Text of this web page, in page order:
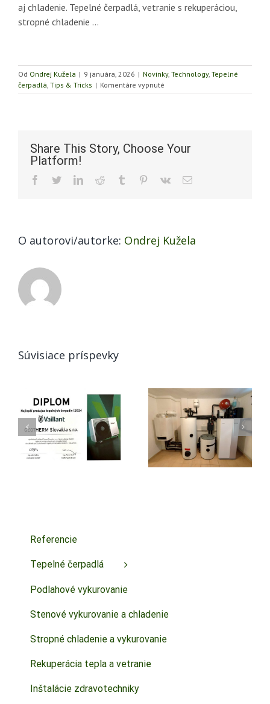
aj chladenie. Tepelné čerpadlá, vetranie s rekuperáciou,
stropné chladenie …
Od Ondrej Kužela | 9 januára, 2026 | Novinky, Technology, Tepelné
čerpadlá, Tips & Tricks | Komentáre vypnuté
Najväčšia
Share This Story, Choose Your
Platform!
Facebook
TwitterLinkedInReddit Tumblr Pinterest
Vk Email
O autorovi/autorke: Ondrej Kužela
Súvisiace príspevky
Tepelné
čerpadlo voda-
voda, ukážka
rekonštrukcie
Vykurovanie v
EÚ: Éra
lacného plynu
končí
Referencie
Tepelné čerpadlá
Podlahové vykurovanie
Stenové vykurovanie a chladenie
Stropné chladenie a vykurovanie
Rekuperácia tepla a vetranie
Inštalácie zdravotechniky